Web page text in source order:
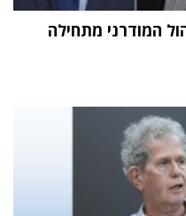
המודרני מתחילה